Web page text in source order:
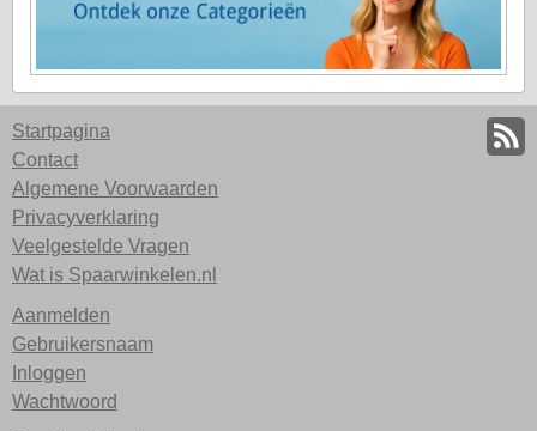
Startpagina
Contact
Algemene Voorwaarden
Privacyverklaring
Veelgestelde Vragen
Wat is Spaarwinkelen.nl
Aanmelden
Gebruikersnaam
Inloggen
Wachtwoord